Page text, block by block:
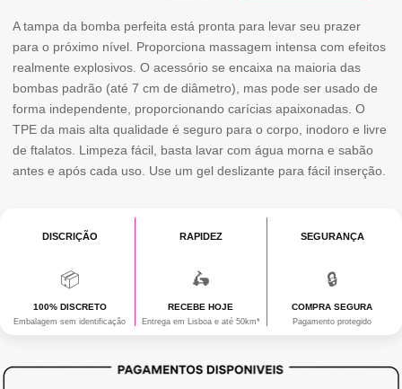
SUPER
SOFT
VAGINA
SLEEVE
A tampa da bomba perfeita está pronta para levar seu prazer
para o próximo nível. Proporciona massagem intensa com efeitos
realmente explosivos. O acessório se encaixa na maioria das
bombas padrão (até 7 cm de diâmetro), mas pode ser usado de
forma independente, proporcionando carícias apaixonadas. O
TPE da mais alta qualidade é seguro para o corpo, inodoro e livre
de ftalatos. Limpeza fácil, basta lavar com água morna e sabão
antes e após cada uso. Use um gel deslizante para fácil inserção.
DISCRIÇÃO
📦
100% DISCRETO
Embalagem sem identificação
RAPIDEZ
🛵
RECEBE HOJE
Entrega em Lisboa e até 50km*
SEGURANÇA
🔒
COMPRA SEGURA
Pagamento protegido